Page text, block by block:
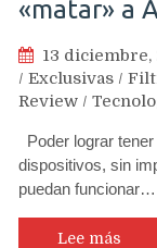
«matar» a
13 diciembre,
/ Exclusivas /
Review /
Poder lograr
dispositivos, sin
puedan funcionar…
Lee más